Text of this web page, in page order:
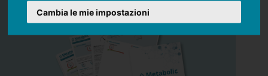
Cambia le mie impostazioni